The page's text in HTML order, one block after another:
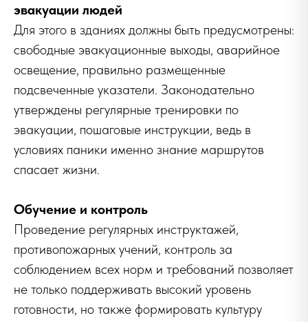
эвакуации людей
Для этого в зданиях должны быть предусмотрены:
свободные эвакуационные выходы, аварийное
освещение, правильно размещенные
подсвеченные указатели. Законодательно
утверждены регулярные тренировки по
эвакуации, пошаговые инструкции, ведь в
условиях паники именно знание маршрутов
спасает жизни.
Обучение и контроль
Проведение регулярных инструктажей,
противопожарных учений, контроль за
соблюдением всех норм и требований позволяет
не только поддерживать высокий уровень
готовности, но также формировать культуру